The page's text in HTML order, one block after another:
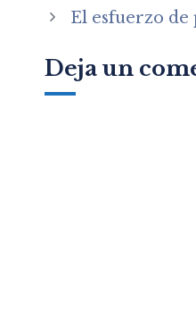
El esfuerzo de
Deja un